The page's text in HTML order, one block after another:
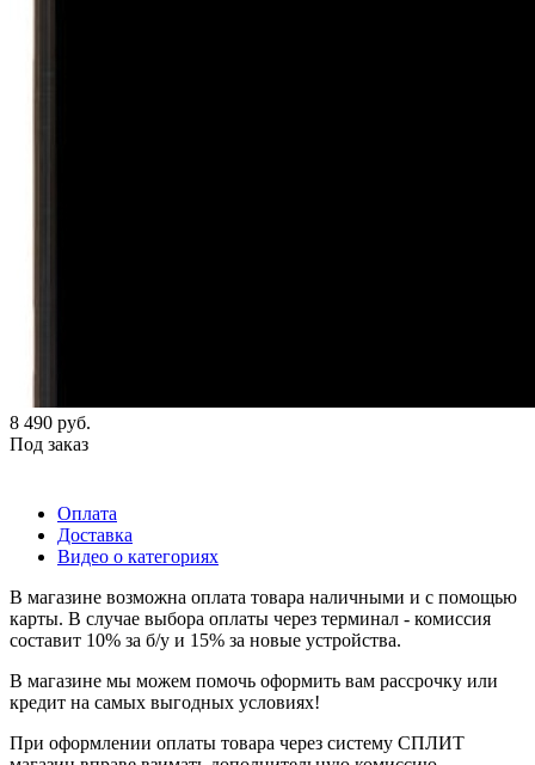
8 490 руб.
Под заказ
Оплата
Доставка
Видео о категориях
В магазине возможна оплата товара наличными и с помощью
карты. В случае выбора оплаты через терминал - комиссия
составит 10% за б/у и 15% за новые устройства.
В магазине мы можем помочь оформить вам рассрочку или
кредит на самых выгодных условиях!
При оформлении оплаты товара через систему СПЛИТ